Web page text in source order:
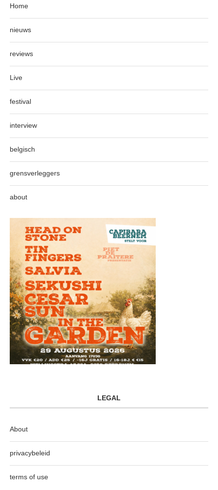
Home
nieuws
reviews
Live
festival
interview
belgisch
grensverleggers
about
LEGAL
About
privacybeleid
terms of use